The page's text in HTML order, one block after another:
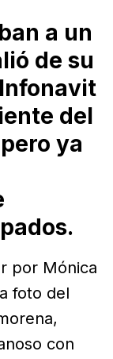
a un
de su
del
ya
por Mónica
foto del
con